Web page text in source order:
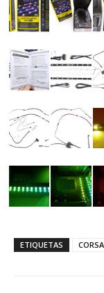
ETIQUETAS